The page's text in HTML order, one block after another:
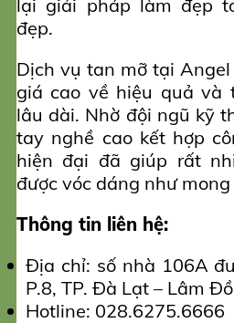
lại giải pháp làm đẹp
đẹp.
Dịch vụ tan mỡ tại
giá cao về hiệu quả và
lâu dài. Nhờ đội ngũ kỹ
tay nghề cao kết hợp
hiện đại đã giúp rất
được vóc dáng như mong
Thông tin liên hệ:
Địa chỉ: số nhà 106A
P.8, TP. Đà Lạt – Lâm
Hotline: 028.6275.6666